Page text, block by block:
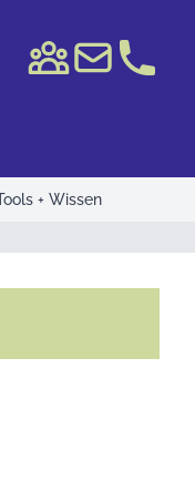
+ Wissen